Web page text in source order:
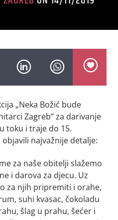
„Neka Božić bude
Zagreb” za darivanje
toku i traje do 15.
najvažnije detalje:
za naše obitelji slažemo
i darova za djecu. Uz
za njih pripremiti i orahe,
suhi kvasac, čokoladu
šlag u prahu, šećer i